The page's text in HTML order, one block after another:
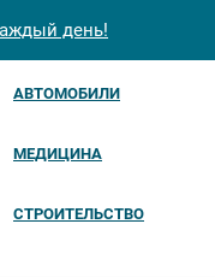
день!
АВТОМОБИЛИ
МЕДИЦИНА
СТРОИТЕЛЬСТВО